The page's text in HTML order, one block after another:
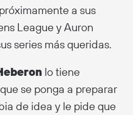
a sus
League y Auron
series más queridas.
lo tiene
se ponga a preparar
de idea y le pide que